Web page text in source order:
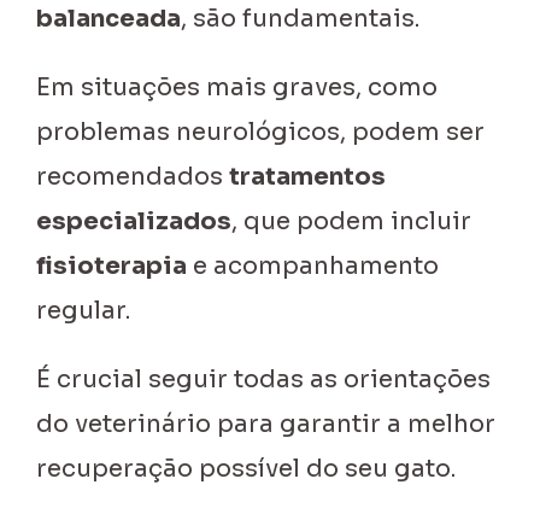
balanceada, são fundamentais.
Em situações mais graves, como
problemas neurológicos, podem ser
recomendados tratamentos
especializados, que podem incluir
fisioterapia e acompanhamento
regular.
É crucial seguir todas as orientações
do veterinário para garantir a melhor
recuperação possível do seu gato.